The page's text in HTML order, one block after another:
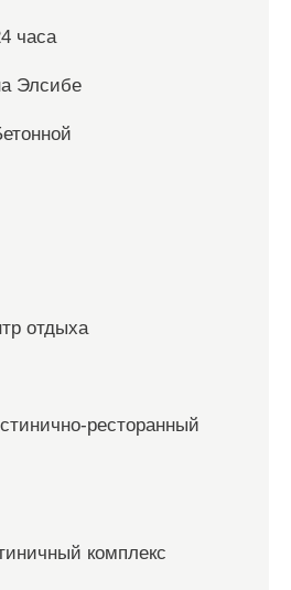
часа
Элсибе
отдыха
ресторанный
комплекс